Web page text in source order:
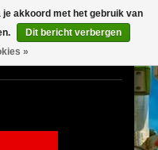
je akkoord met het gebruik van
Dit bericht verbergen
»